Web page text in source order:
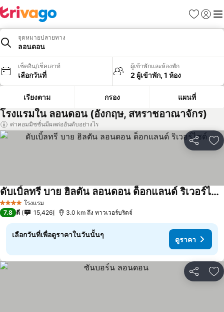
รายการโป
เข้าสู่ร
เมนู
จุดหมายปลายทาง
ลอนดอน
เช็คอิน/เช็คเอาท์
เลือกวันที่
ผู้เข้าพักและห้องพัก
2 ผู้เข้าพัก, 1 ห้อง
เรียงตาม กรอง แผนที่
โรงแรมใน ลอนดอน (อังกฤษ, สหราชอาณาจักร)
ค่าคอมมิชชั่นมีผลต่ออันดับอย่างไร
แชร์ เ
4 ดาว โรงแรม
ดับเบิ้ลทรี บาย ฮิลตัน ลอนดอน ด็อกแลนด์ ริเวอร์ไซด์
ดูราคา
7.8 ดี 15,426 3.0 km ถึง ทาวเวอร์บริดจ์
เลือกวันที่เพื่อดูราคาในวันนั้นๆ
ดูราคา
แชร์ เ